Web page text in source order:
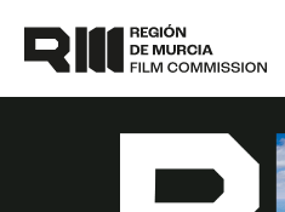
contenido